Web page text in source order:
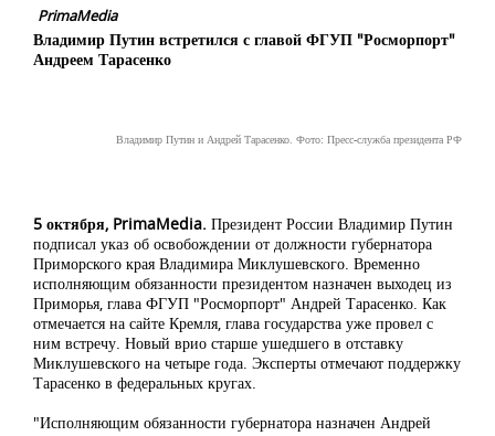
PrimaMedia
Владимир Путин встретился с главой ФГУП "Росморпорт"
Андреем Тарасенко
Владимир Путин и Андрей Тарасенко. Фото: Пресс-служба президента РФ
5 октября, PrimaMedia. Президент России Владимир Путин
подписал указ об освобождении от должности губернатора
Приморского края Владимира Миклушевского. Временно
исполняющим обязанности президентом назначен выходец из
Приморья, глава ФГУП "Росморпорт" Андрей Тарасенко. Как
отмечается на сайте Кремля, глава государства уже провел с
ним встречу. Новый врио старше ушедшего в отставку
Миклушевского на четыре года. Эксперты отмечают поддержку
Тарасенко в федеральных кругах.
"Исполняющим обязанности губернатора назначен Андрей